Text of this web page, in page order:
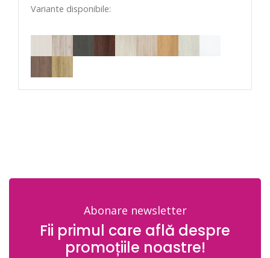
Variante disponibile:
Abonare newsletter
Fii primul care află despre
promoțiile noastre!